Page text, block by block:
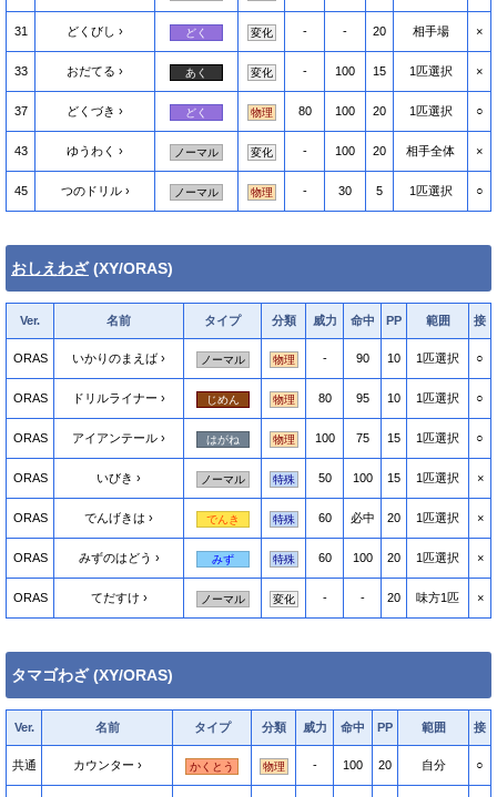
31 どくびし どく 変化 - - 20 相手場 ×
33 おだてる あく 変化 - 100 15 1匹選択 ×
37 どくづき どく 物理 80 100 20 1匹選択 ○
43 ゆうわく ノーマル 変化 - 100 20 相手全体 ×
45 つのドリル ノーマル 物理 - 30 5 1匹選択 ○
おしえわざ(XY/ORAS)
Ver. 名前 タイプ 分類 威力 命中 PP 範囲 接
ORAS いかりのまえば ノーマル 物理 - 90 10 1匹選択 ○
ORAS ドリルライナー じめん 物理 80 95 10 1匹選択 ○
ORAS アイアンテール はがね 物理 100 75 15 1匹選択 ○
ORAS いびき ノーマル 特殊 50 100 15 1匹選択 ×
ORAS でんげきは でんき 特殊 60 必中 20 1匹選択 ×
ORAS みずのはどう みず 特殊 60 100 20 1匹選択 ×
ORAS てだすけ ノーマル 変化 - - 20 味方1匹 ×
タマゴわざ (XY/ORAS)
Ver. 名前 タイプ 分類 威力 命中 PP 範囲 接
共通 カウンター かくとう 物理 - 100 20 自分 ○